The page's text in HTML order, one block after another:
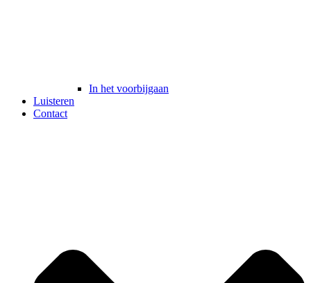
In het voorbijgaan
Luisteren
Contact